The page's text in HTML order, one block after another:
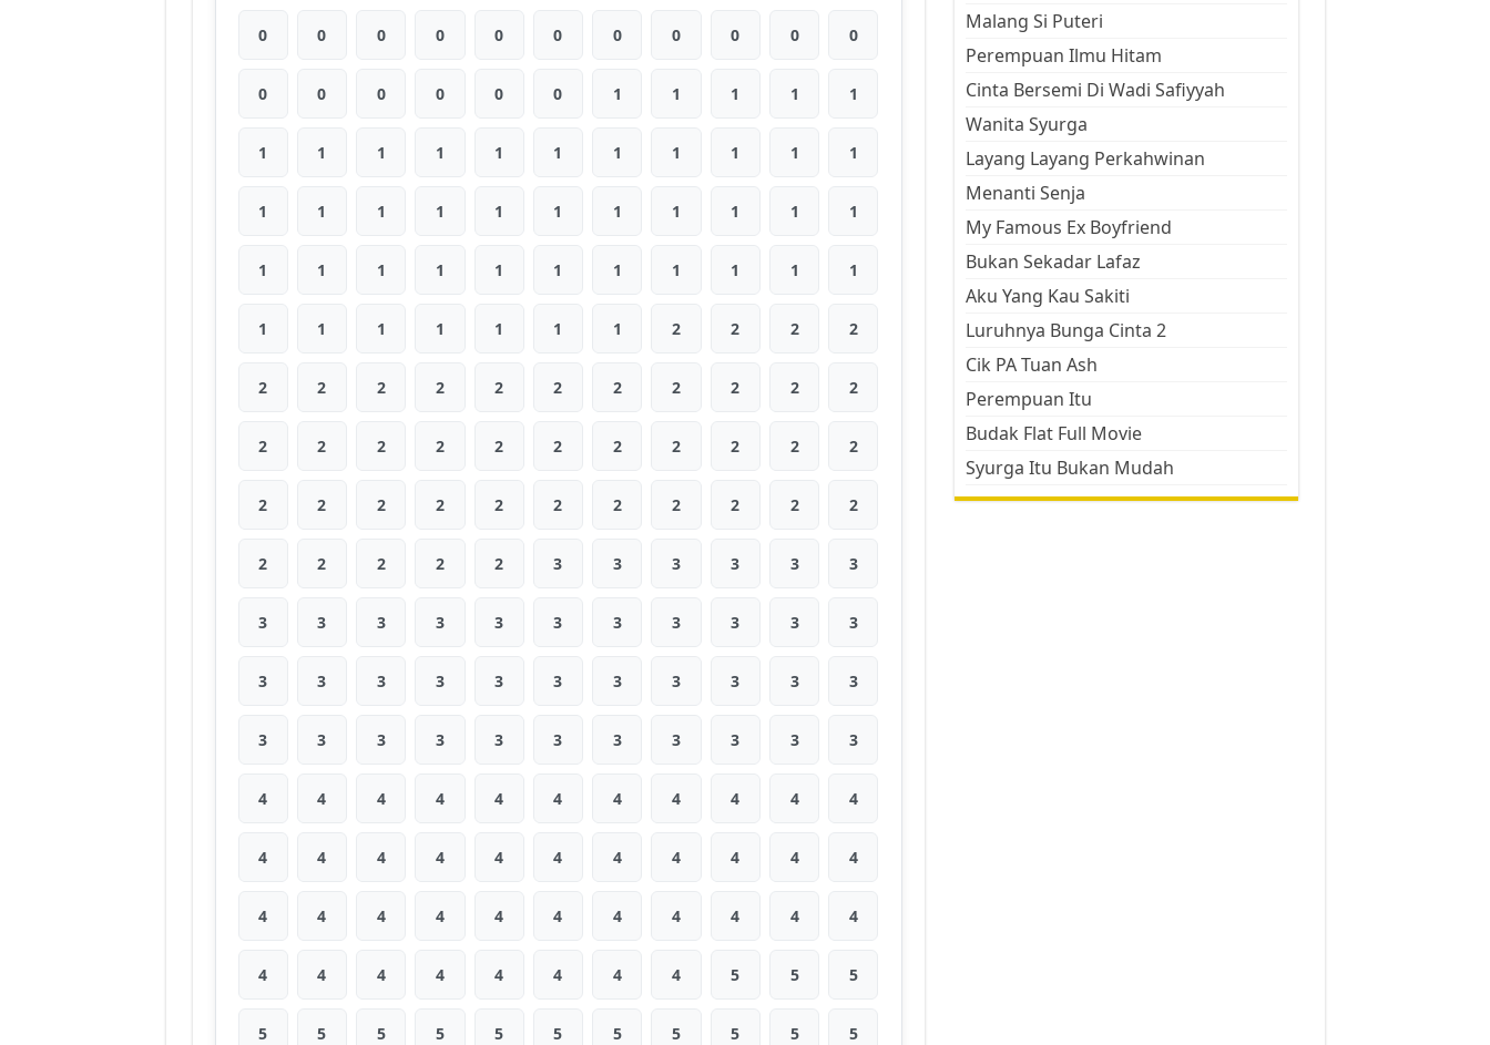
0 0 0 0 0 0 0 0 0 0 0
0 0 0 0 0 0 1 1 1 1 1
1 1 1 1 1 1 1 1 1 1 1
1 1 1 1 1 1 1 1 1 1 1
1 1 1 1 1 1 1 1 1 1 1
1 1 1 1 1 1 1 2 2 2 2
2 2 2 2 2 2 2 2 2 2 2
2 2 2 2 2 2 2 2 2 2 2
2 2 2 2 2 2 2 2 2 2 2
2 2 2 2 2 3 3 3 3 3 3
3 3 3 3 3 3 3 3 3 3 3
3 3 3 3 3 3 3 3 3 3 3
3 3 3 3 3 3 3 3 3 3 3
4 4 4 4 4 4 4 4 4 4 4
4 4 4 4 4 4 4 4 4 4 4
4 4 4 4 4 4 4 4 4 4 4
4 4 4 4 4 4 4 4 5 5 5
5 5 5 5 5 5 5 5 5 5 5
Malang Si Puteri
Perempuan Ilmu Hitam
Cinta Bersemi Di Wadi Safiyyah
Wanita Syurga
Layang Layang Perkahwinan
Menanti Senja
My Famous Ex Boyfriend
Bukan Sekadar Lafaz
Aku Yang Kau Sakiti
Luruhnya Bunga Cinta 2
Cik PA Tuan Ash
Perempuan Itu
Budak Flat Full Movie
Syurga Itu Bukan Mudah